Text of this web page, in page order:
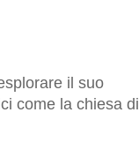
il suo
come la chiesa di